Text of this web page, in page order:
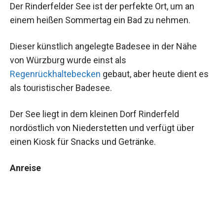
Der Rinderfelder See ist der perfekte Ort, um an
einem heißen Sommertag ein Bad zu nehmen.
Dieser künstlich angelegte Badesee in der Nähe
von Würzburg wurde einst als
Regenrückhaltebecken gebaut, aber heute dient es
als touristischer Badesee.
Der See liegt in dem kleinen Dorf Rinderfeld
nordöstlich von Niederstetten und verfügt über
einen Kiosk für Snacks und Getränke.
Anreise